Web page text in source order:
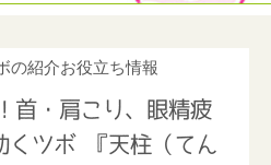
の紹介お役立ち情報
首・肩こり、眼精疲
くツボ 『天柱（てん